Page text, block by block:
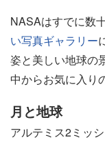
NASAはすでに数
い写真ギャラリー
姿と美しい地球の
中からお気に入り
月と地球
アルテミス2ミッ